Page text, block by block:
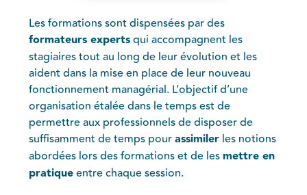
Les formations sont dispensées par des
formateurs expertsqui accompagnent les
stagiaires tout au long de leur évolution et les
aident dans la mise en place de leur nouveau
fonctionnement managérial. L’objectif d’une
organisation étalée dans le temps est de
permettre aux professionnels de disposer de
suffisamment de temps pourassimiler les notions
abordées lors des formations et de lesmettre en
pratiqueentre chaque session.